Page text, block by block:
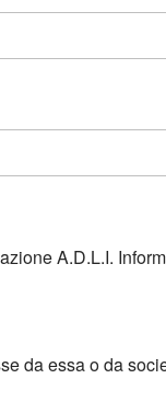
A.D.L.I.
da essa o da